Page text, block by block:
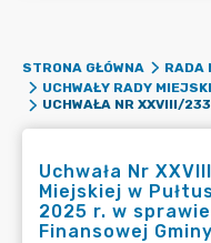
STRONA GŁÓWNA
RADA
UCHWAŁY RADY
Uchwała Nr
Miejskiej w
2025 r. w
Finansowej